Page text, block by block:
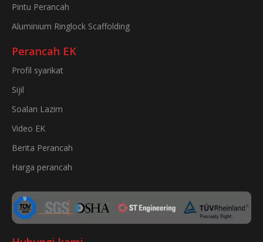
Pintu Perancah
Aluminium Ringlock Scaffolding
Perancah EK
Profil syarikat
Sijil
Soalan Lazim
Video EK
Berita Perancah
Harga perancah